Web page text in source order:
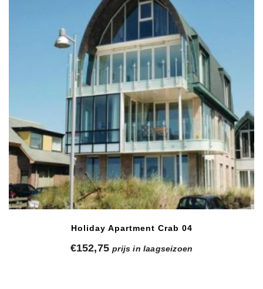
Holiday Apartment Crab 04
€152,75 prijs in laagseizoen